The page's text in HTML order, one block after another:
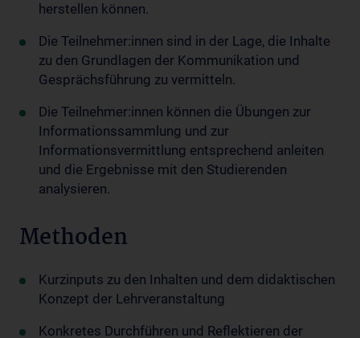
herstellen können.
Die Teilnehmer:innen sind in der Lage, die Inhalte
zu den Grundlagen der Kommunikation und
Gesprächsführung zu vermitteln.
Die Teilnehmer:innen können die Übungen zur
Informationssammlung und zur
Informationsvermittlung entsprechend anleiten
und die Ergebnisse mit den Studierenden
analysieren.
Methoden
Kurzinputs zu den Inhalten und dem didaktischen
Konzept der Lehrveranstaltung
Konkretes Durchführen und Reflektieren der